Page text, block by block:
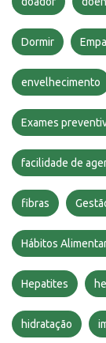
Dormir
envelhecimento
Exames
facilidade de
fibras
Hábitos
Hepatites
hidratação